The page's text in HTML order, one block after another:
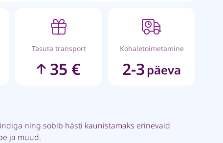
Tasuta transport
35 €
Kohaletoimetamine
2-3 päeva
ning sobib hästi kaunistamaks erinevaid
ja muud.